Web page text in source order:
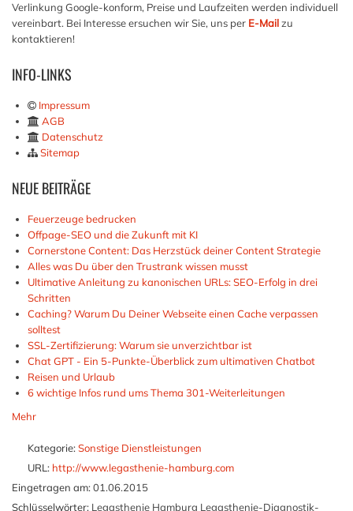
Verlinkung Google-konform, Preise und Laufzeiten werden individuell
vereinbart. Bei Interesse ersuchen wir Sie, uns per E-Mailzu
kontaktieren!
INFO-LINKS
Impressum
AGB
Datenschutz
Sitemap
NEUEBEITRÄGE
Feuerzeuge bedrucken
Offpage-SEO und die Zukunft mit KI
Cornerstone Content: Das Herzstück deiner Content Strategie
Alles was Du über den Trustrank wissen musst
Ultimative Anleitung zu kanonischen URLs: SEO-Erfolg in drei
Schritten
Caching? Warum Du Deiner Webseite einen Cache verpassen
solltest
SSL-Zertifizierung: Warum sie unverzichtbar ist
Chat GPT - Ein 5-Punkte-Überblick zum ultimativen Chatbot
Reisen und Urlaub
6 wichtige Infos rund ums Thema 301-Weiterleitungen
Mehr
Kategorie: Sonstige Dienstleistungen
URL: http://www.legasthenie-hamburg.com
Eingetragen am: 01.06.2015
Schlüsselwörter: Legasthenie Hamburg Legasthenie-Diagnostik-